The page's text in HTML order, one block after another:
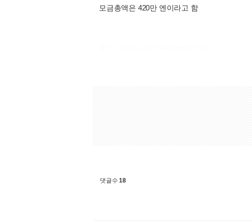
모금총액은 420만 엔이라고 함
댓글수18